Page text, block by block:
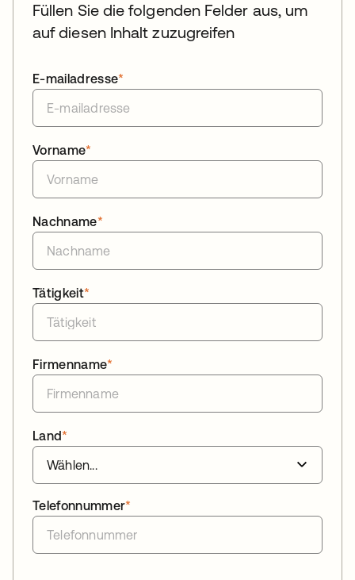
Füllen Sie die folgenden Felder aus, um
auf diesen Inhalt zuzugreifen
*
E-mailadresse
*
Vorname
*
Nachname
*
Tätigkeit
*
Firmenname
*
Land
*
Telefonnummer